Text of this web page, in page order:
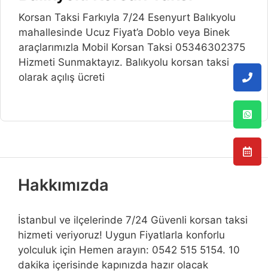
Korsan Taksi Farkıyla 7/24 Esenyurt Balıkyolu
mahallesinde Ucuz Fiyat’a Doblo veya Binek
araçlarımızla Mobil Korsan Taksi 05346302375
Hizmeti Sunmaktayız. Balıkyolu korsan taksi
olarak açılış ücreti
Hakkımızda
İstanbul ve ilçelerinde 7/24 Güvenli korsan taksi
hizmeti veriyoruz! Uygun Fiyatlarla konforlu
yolculuk için Hemen arayın: 0542 515 5154. 10
dakika içerisinde kapınızda hazır olacak